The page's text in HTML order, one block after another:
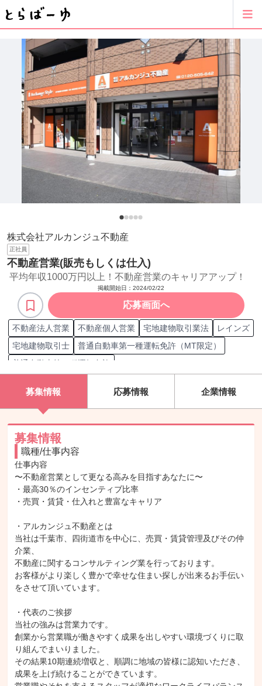
株式会社アルカンジュ不動産
正社員
不動産営業(販売もしくは仕入)
平均年収1000万円以上！不動産営業のキャリアアップ！
掲載開始日： 2024/02/22
応募画面へ
不動産法人営業 不動産個人営業 宅地建物取引業法
レインズ
宅地建物取引士
普通自動車第一種運転免許（MT限定）
普通自動車第一種運転免許
公認不動産コンサルティングマスター
2級FP技能士
3級FP技能士
募集情報 応募情報 企業情報
募集情報
職種/仕事内容
仕事内容
〜不動産営業として更なる高みを目指すあなたに〜
・最高30％のインセンティブ比率
・売買・賃貸・仕入れと豊富なキャリア
・アルカンジュ不動産とは
当社は千葉市、四街道市を中心に、売買・賃貸管理及びその仲
介業、
不動産に関するコンサルティング業を行っております。
お客様がより楽しく豊かで幸せな住まい探しが出来るお手伝い
をさせて頂いています。
・代表のご挨拶
当社の強みは営業力です。
創業から営業職が働きやすく成果を出しやすい環境づくりに取
り組んでまいりました。
その結果10期連続増収と、順調に地域の皆様に認知いただき、
成果を上げ続けることができています。